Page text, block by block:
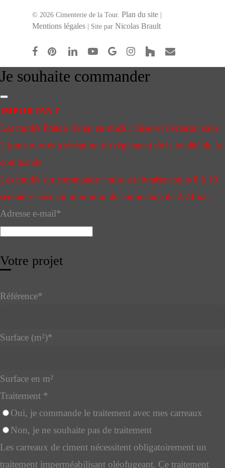
© 2026 Cimenterie de la Tour. Plan du site
Mentions légales | Site par Nicolas Brault
facebookpinterestlinkedinyoutubegoogle-instagram
houzz email
Je souhaite commander
IMPORTANT
Les motifs Prêts à livrer, en stock : mise en livraison sous
2 jours ouvrés à réception du règlement de la totalité de la
commande
Les motifs sur commande : mise en livraison sous 8 à 10
semaines avec un minimum de commande de 2,24m2.
Adresse e-mail*
Votre projet
Référence*
Surface (m²)*
Surface en m²
Traitement *
Oui, je commande le traitement avec mes carreaux
Non, je ne souhaite pas de traitement
Les carreaux de ciment nécessitent obligatoirement un
traitement imperméabilisant oléofugeant. Ce traitement